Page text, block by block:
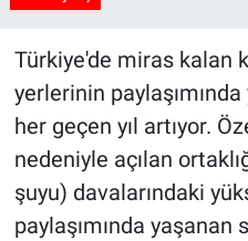
Türkiye'de miras kalan
yerlerinin
her geçen yıl artıyor.
nedeniyle açılan
şuyu) davalarındaki
paylaşımında yaşanan